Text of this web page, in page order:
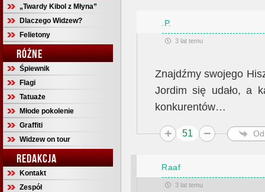
„Twardy Kibol z Młyna”
Dlaczego Widzew?
Felietony
RÓŻNE
Śpiewnik
Flagi
Tatuaże
Młode pokolenie
Graffiti
Widzew on tour
REDAKCJA
Kontakt
Zespół
.P.
3 lat temu
Znajdźmy swojego
Jordim się udało, a
konkurentów…
51
Raaf
3 lat temu